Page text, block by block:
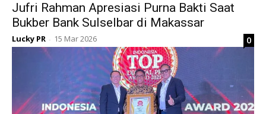
Jufri Rahman Apresiasi Purna Bakti Saat
Bukber Bank Sulselbar di Makassar
Lucky PR - 15 Mar 2026 0